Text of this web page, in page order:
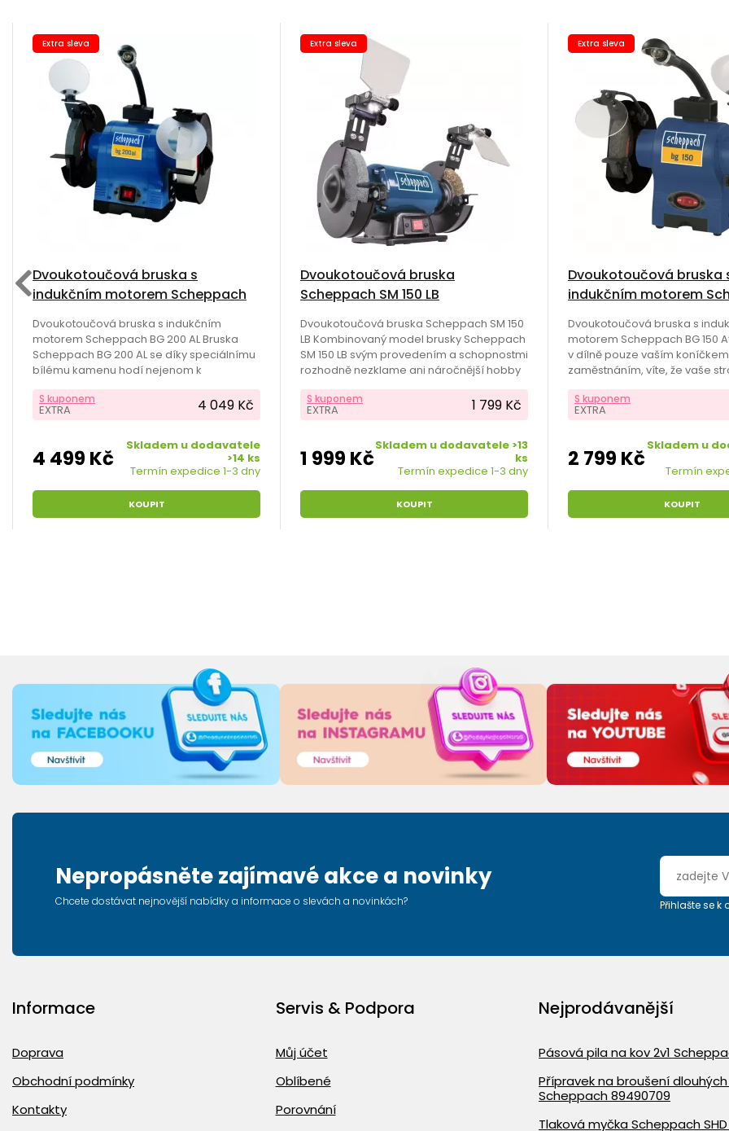
Extra sleva
Dvoukotoučová bruska s
indukčním motorem Scheppach
Dvoukotoučová bruska s indukčním
motorem Scheppach BG 200 AL Bruska
Scheppach BG 200 AL se díky speciálnímu
bílému kamenu hodí nejenom k
odstraňování povrchových vrstev u
různých materiálů materiálů, ale je skvělá i
k velmi preciznímu...
S kuponem
EXTRA 4 049 Kč
4 499 Kč
Skladem u dodavatele
>14 ks
Termín expedice 1-3 dny
KOUPIT
Extra sleva
Dvoukotoučová bruska
Scheppach SM 150 LB
Dvoukotoučová bruska Scheppach SM 150
LB Kombinovaný model brusky Scheppach
SM 150 LB svým provedením a schopnostmi
rozhodně nezklame ani náročnější hobby
uživatele. Má pevnou konstrukci, přesné
vedení brusných kotoučů a tichý, výkonný
a...
S kuponem
EXTRA 1 799 Kč
1 999 Kč
Skladem u dodavatele >13
ks
Termín expedice 1-3 dny
KOUPIT
Extra sleva
Dvoukotoučová bruska
indukčním motorem
Dvoukotoučová bruska s
motorem Scheppach BG 150
v dílně pouze vaším
zaměstnáním, víte, že vaše
dobře fungovat pouze s
nabroušenými nástroji. K
použít například tuto malou,...
S kuponem
EXTRA
2 799 Kč
Skladem u
Termín
KOUPIT
Nepropásněte zajímavé akce a novinky
Chcete dostávat nejnovější nabídky a informace o slevách a novinkách? Přihlašte se k
Informace
Doprava
Obchodní podmínky
Kontakty
Servis & Podpora
Můj účet
Oblíbené
Porovnání
Nejprodávanější
Pásová pila na kov 2v1
Přípravek na broušení dlouhých
Scheppach 89490709
Tlaková myčka Scheppach SHD